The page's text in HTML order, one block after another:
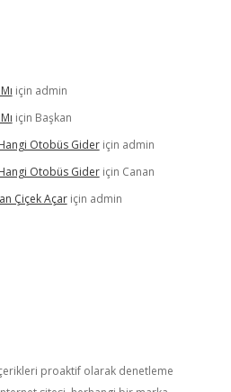
için admin
için Başkan
Otobüs Gideriçin admin
Otobüs Gideriçin Canan
Çiçek Açariçin admin
proaktif olarak denetleme